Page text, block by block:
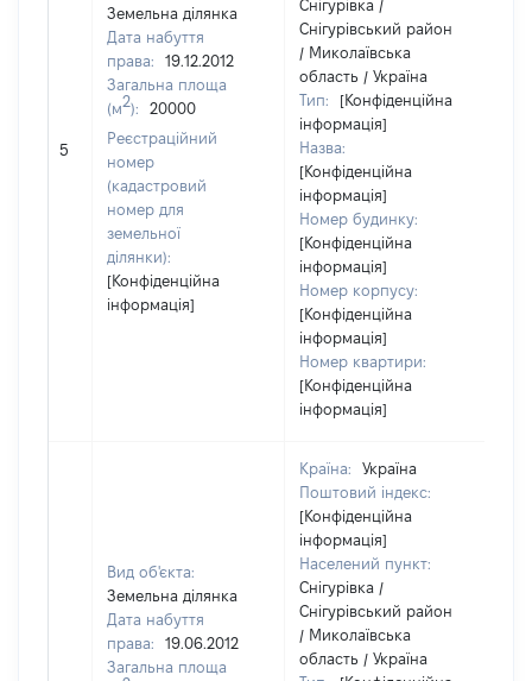
5
Земельна ділянка
Дата набуття
права:
19.12.2012
Загальна площа
(м2):
20000
Реєстраційний
номер
(кадастровий
номер для
земельної
ділянки):
[Конфіденційна
інформація]
Снігурівка /
Снігурівський район
/ Миколаївська
область / Україна
Тип:
[Конфіденційна
інформація]
Назва:
[Конфіденційна
інформація]
Номер будинку:
[Конфіденційна
інформація]
Номер корпусу:
[Конфіденційна
інформація]
Номер квартири:
[Конфіденційна
інформація]
Вид об'єкта:
Земельна ділянка
Дата набуття
права:
19.06.2012
Загальна площа
Країна:
Україна
Поштовий індекс:
[Конфіденційна
інформація]
Населений пункт:
Снігурівка /
Снігурівський район
/ Миколаївська
область / Україна